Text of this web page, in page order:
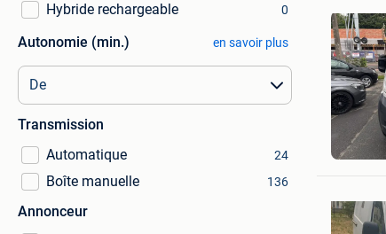
Hybride rechargeable 0
Autonomie (min.) en savoir plus
Transmission
Automatique
24
Boîte manuelle 136
Annonceur
Kv cars
Tubize